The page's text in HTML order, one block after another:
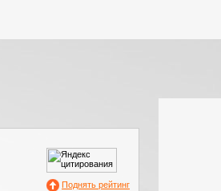
Поднять рейтинг